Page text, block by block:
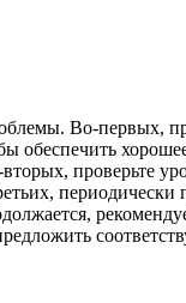
Во-первых,
обеспечить
проверьте
периодически